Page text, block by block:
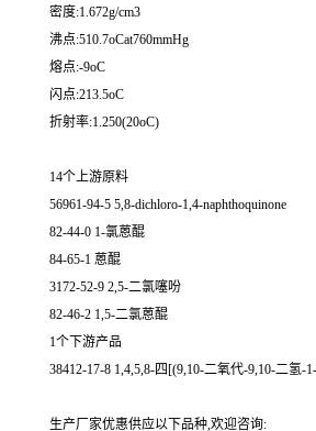
密度:1.672g/cm3
沸点:510.7oCat760mmHg
熔点:-9oC
闪点:213.5oC
折射率:1.250(20oC)
14个上游原料
56961-94-5 5,8-dichloro-1,4-naphthoquinone
82-44-0 1-氯蒽醌
84-65-1 蒽醌
3172-52-9 2,5-二氯噻吩
82-46-2 1,5-二氯蒽醌
1个下游产品
38412-17-8 1,4,5,8-四[(9,10-二氧代-9,10-二氢-
生产厂家优惠供应以下品种,欢迎咨询: